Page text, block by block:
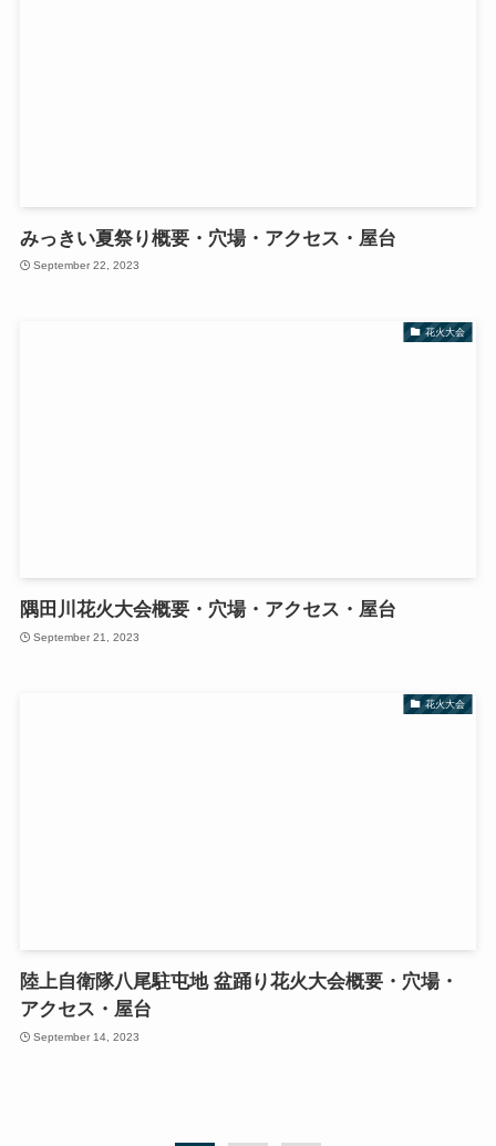
みっきい夏祭り概要・穴場・アクセス・屋台
September 22, 2023
花火大会
隅田川花火大会概要・穴場・アクセス・屋台
September 21, 2023
花火大会
陸上自衛隊八尾駐屯地 盆踊り花火大会概要・穴場・
アクセス・屋台
September 14, 2023